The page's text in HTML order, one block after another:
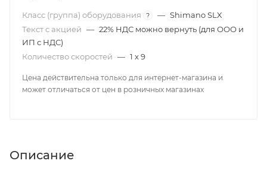
Класс (группа) оборудования ? — Shimano SLX
Текст с акцией — 22% НДС можно вернуть (для ООО и
ИП с НДС)
Количество скоростей — 1 x 9
Цена действительна только для интернет-магазина и
может отличаться от цен в розничных магазинах
Описание